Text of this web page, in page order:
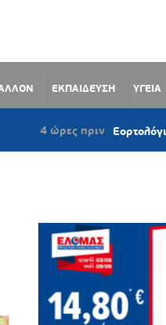
ΕΚΠΑΙΔΕΥΣΗ ΥΓΕΙΑ
Εορτολόγιο: Ποιοι